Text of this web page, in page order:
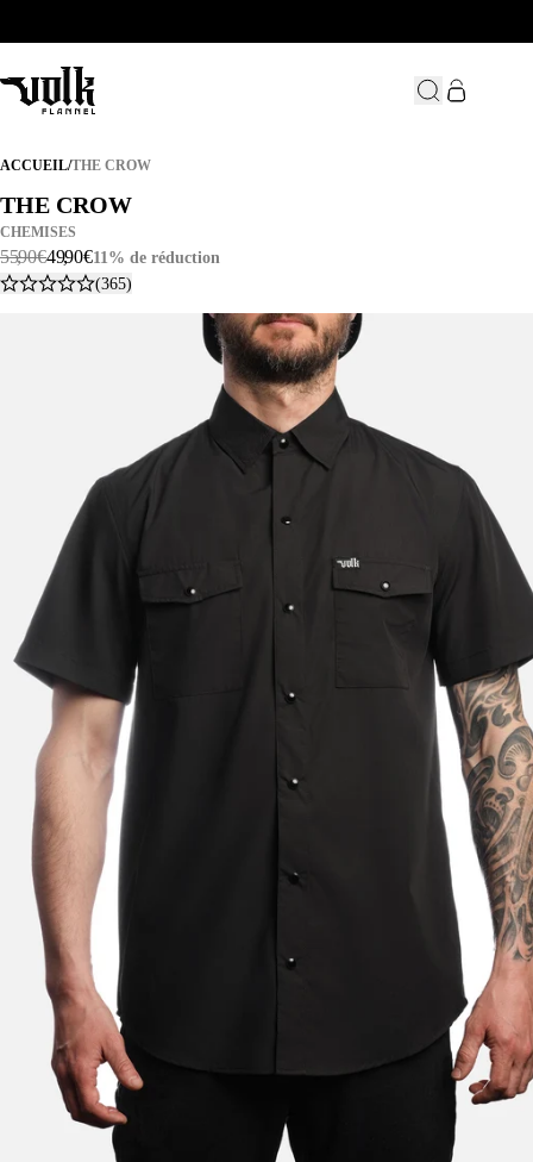
ACCUEIL/THE CROW
THE CROW
THE CROW
THE CROW
CHEMISES
55,90€49,90€11% de réduction
(365)